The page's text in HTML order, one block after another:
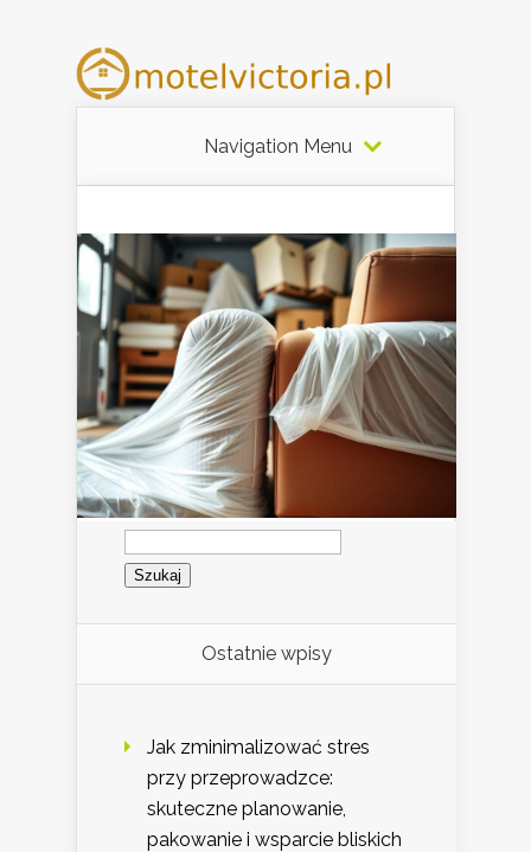
Navigation Menu
Szukaj:
Ostatnie wpisy
Jak zminimalizować stres
przy przeprowadzce:
skuteczne planowanie,
pakowanie i wsparcie bliskich